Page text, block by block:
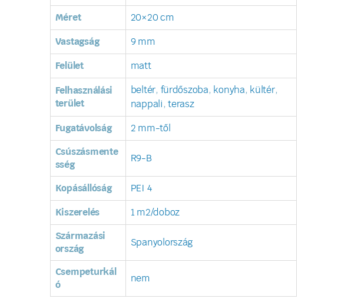
Méret 20×20 cm
Vastagság 9 mm
Felület matt
Felhasználási
terület
beltér, fürdőszoba, konyha, kültér,
nappali,terasz
Fugatávolság 2 mm-től
Csúszásmente
sség
R9-B
Kopásállóság PEI 4
Kiszerelés 1 m2/doboz
Származási
ország
Spanyolország
Csempeturkál
ó
nem